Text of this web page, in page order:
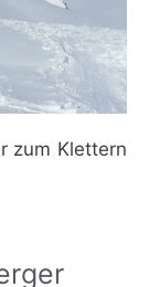
zum Klettern